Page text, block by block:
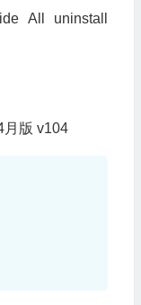
All uninstall
月版 v104